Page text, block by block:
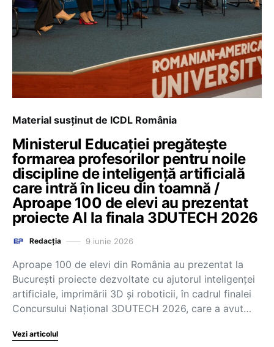
Material susținut de ICDL România
Ministerul Educației pregătește
formarea profesorilor pentru noile
discipline de inteligență artificială
care intră în liceu din toamnă /
Aproape 100 de elevi au prezentat
proiecte AI la finala 3DUTECH 2026
Redacția 9 iunie 2026
Aproape 100 de elevi din România au prezentat la
București proiecte dezvoltate cu ajutorul inteligenței
artificiale, imprimării 3D și roboticii, în cadrul finalei
Concursului Național 3DUTECH 2026, care a avut…
Vezi articolul